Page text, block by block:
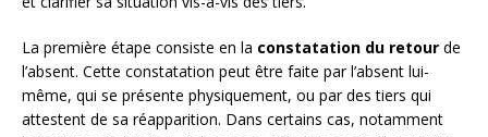
La première étape consiste en la constatation du retour de
l’absent. Cette constatation peut être faite par l’absent lui-
même, qui se présente physiquement, ou par des tiers qui
attestent de sa réapparition. Dans certains cas, notamment